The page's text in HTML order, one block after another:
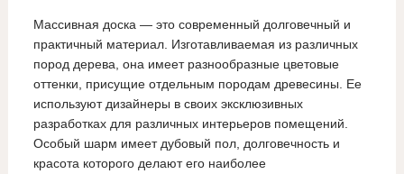
Массивная доска — это современный долговечный и
практичный материал. Изготавливаемая из различных
пород дерева, она имеет разнообразные цветовые
оттенки, присущие отдельным породам древесины. Ее
используют дизайнеры в своих эксклюзивных
разработках для различных интерьеров помещений.
Особый шарм имеет дубовый пол, долговечность и
красота которого делают его наиболее